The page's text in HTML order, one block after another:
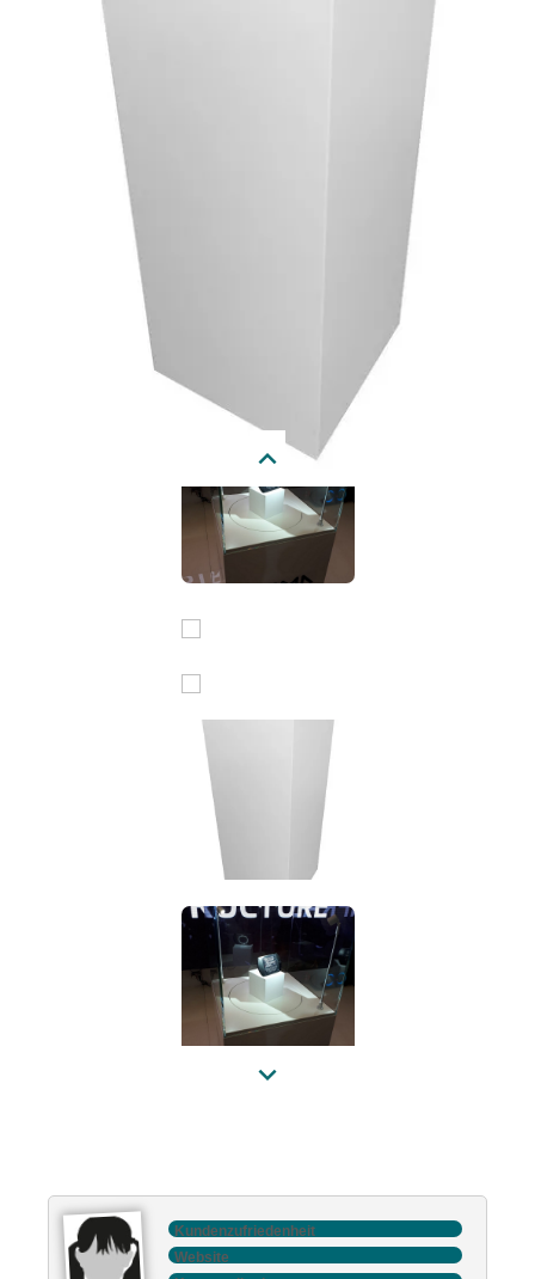
Wir empfehlen Ihnen, den Sockel aufrecht zu
transportieren, damit die Drehplatte möglichst in der Mitte